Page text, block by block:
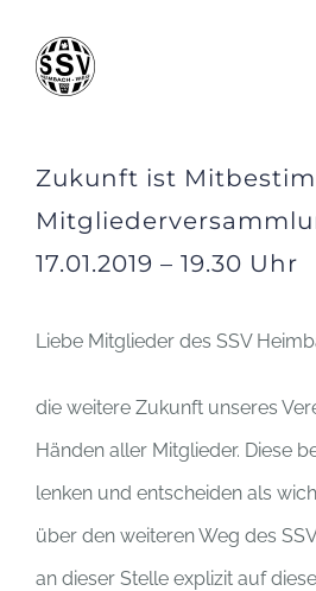
Inhalt
Zukunft ist
17.01.2019 – 19.30 Uhr
Liebe Mitglieder des SSV
die weitere Zukunft unseres
Händen aller Mitglieder. Diese
lenken und entscheiden als
über den weiteren Weg des
an dieser Stelle explizit auf